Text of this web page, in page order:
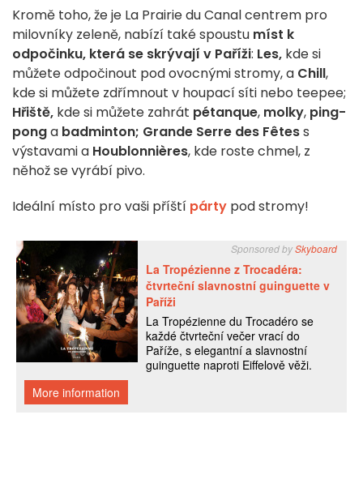
Kromě toho, že je La Prairie du Canal centrem pro
milovníky zeleně, nabízí také spoustu míst k
odpočinku, která se skrývají v Paříži: Les, kde si
můžete odpočinout pod ovocnými stromy, a Chill,
kde si můžete zdřímnout v houpací síti nebo teepee;
Hřiště, kde si můžete zahrát pétanque, molky, ping-
ponga badminton; Grande Serre des Fêtess
výstavami a Houblonnières, kde roste chmel, z
něhož se vyrábí pivo.
Ideální místo pro vaši příští párty pod stromy!